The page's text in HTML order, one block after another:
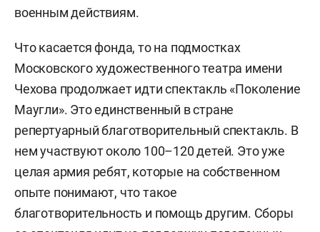
военным действиям.
Что касается фонда, то на подмостках
Московского художественного театра имени
Чехова продолжает идти спектакль «Поколение
Маугли». Это единственный в стране
репертуарный благотворительный спектакль. В
нем участвуют около 100–120 детей. Это уже
целая армия ребят, которые на собственном
опыте понимают, что такое
благотворительность и помощь другим. Сборы